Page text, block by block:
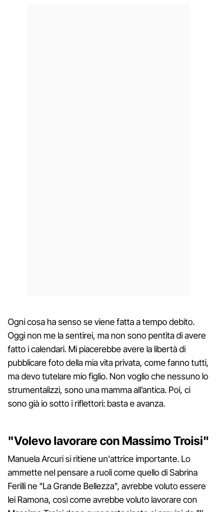
Ogni cosa ha senso se viene fatta a tempo debito.
Oggi non me la sentirei, ma non sono pentita di avere
fatto i calendari. Mi piacerebbe avere la libertà di
pubblicare foto della mia vita privata, come fanno tutti,
ma devo tutelare mio figlio. Non voglio che nessuno lo
strumentalizzi, sono una mamma all’antica. Poi, ci
sono già io sotto i riflettori: basta e avanza.
"Volevo lavorare con Massimo Troisi"
Manuela Arcuri si ritiene un'attrice importante. Lo
ammette nel pensare a ruoli come quello di Sabrina
Ferilli ne "La Grande Bellezza", avrebbe voluto essere
lei Ramona, così come avrebbe voluto lavorare con